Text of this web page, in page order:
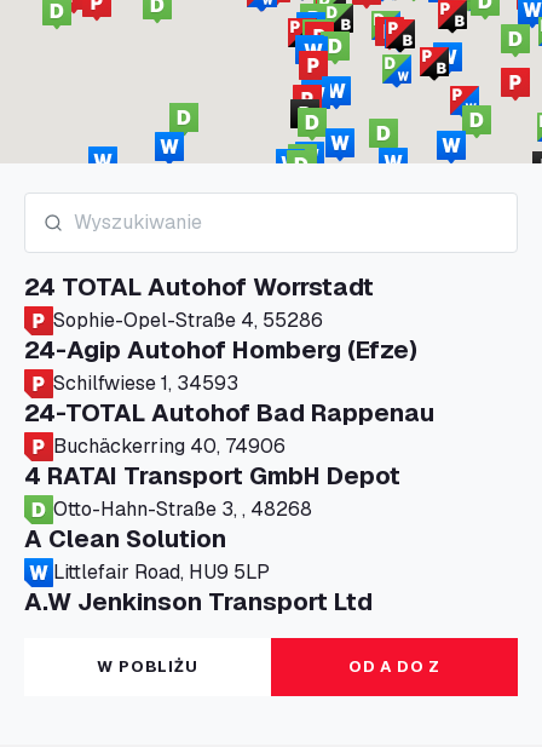
24 TOTAL Autohof Worrstadt
Sophie-Opel-Straße 4, 55286
24-Agip Autohof Homberg (Efze)
Schilfwiese 1, 34593
24-TOTAL Autohof Bad Rappenau
Buchäckerring 40, 74906
4 RATAI Transport GmbH Depot
Otto-Hahn-Straße 3, , 48268
A Clean Solution
Littlefair Road, HU9 5LP
A.W Jenkinson Transport Ltd
Progress House, ME11 5GA
A+G Nettetal - Depot Parking
Am Panneschopp 7, 41334
W POBLIŻU OD A DO Z